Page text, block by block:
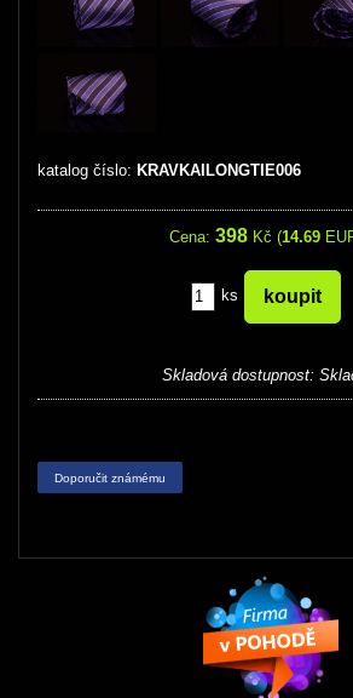
katalog číslo: KRAVKAILONGTIE006
Cena: 398 Kč (14.69
ks
Skladová dostupnost:
Doporučit známému